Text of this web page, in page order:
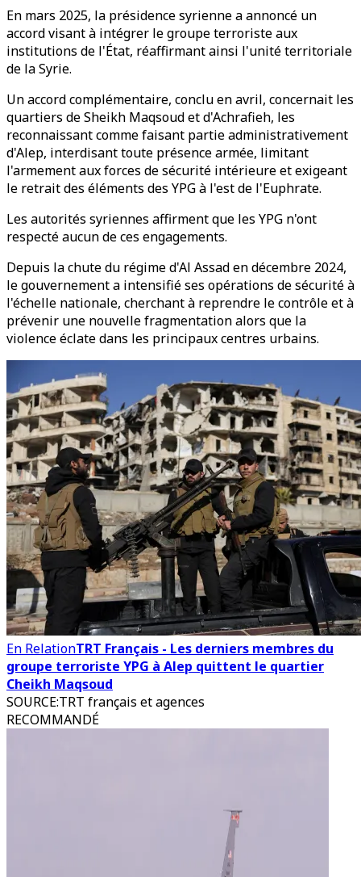
En mars 2025, la présidence syrienne a annoncé un
accord visant à intégrer le groupe terroriste aux
institutions de l'État, réaffirmant ainsi l'unité territoriale
de la Syrie.
Un accord complémentaire, conclu en avril, concernait les
quartiers de Sheikh Maqsoud et d'Achrafieh, les
reconnaissant comme faisant partie administrativement
d'Alep, interdisant toute présence armée, limitant
l'armement aux forces de sécurité intérieure et exigeant
le retrait des éléments des YPG à l'est de l'Euphrate.
Les autorités syriennes affirment que les YPG n'ont
respecté aucun de ces engagements.
Depuis la chute du régime d'Al Assad en décembre 2024,
le gouvernement a intensifié ses opérations de sécurité à
l'échelle nationale, cherchant à reprendre le contrôle et à
prévenir une nouvelle fragmentation alors que la
violence éclate dans les principaux centres urbains.
En RelationTRT Français - Les derniers membres du
groupe terroriste YPG à Alep quittent le quartier
Cheikh Maqsoud
SOURCE:TRT français et agences
RECOMMANDÉ